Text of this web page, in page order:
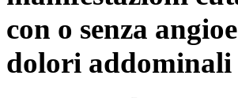
con o senza
dolori